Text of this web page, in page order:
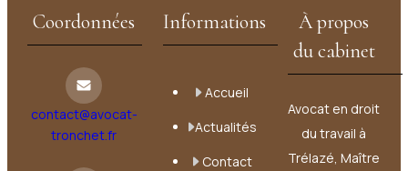
Coordonnées
contact@avocat-
tronchet.fr
Informations
Accueil
Actualités
Contact
À propos
du cabinet
Avocat en droit
du travail à
Trélazé, Maître